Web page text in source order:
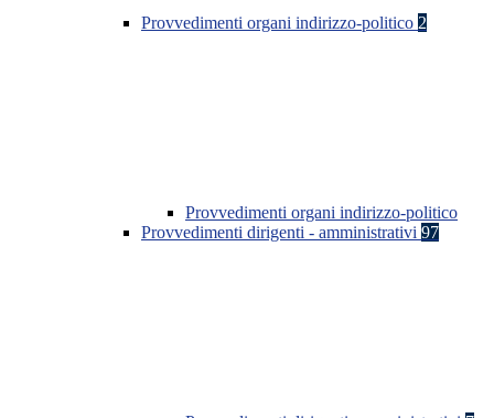
Provvedimenti organi indirizzo-politico 2
Provvedimenti organi indirizzo-politico
Provvedimenti dirigenti - amministrativi 97